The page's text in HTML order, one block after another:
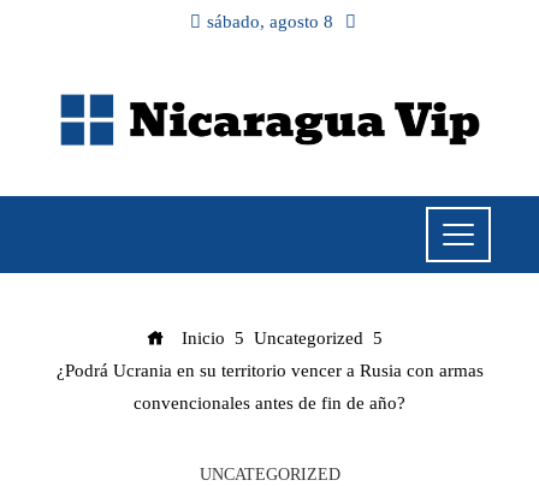
sábado, agosto 8
Inicio
Uncategorized
¿Podrá Ucrania en su territorio vencer a Rusia con armas
convencionales antes de fin de año?
UNCATEGORIZED